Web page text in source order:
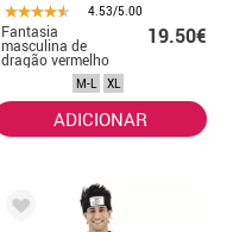
4.53/5.00
Fantasia
masculina de
dragão vermelho
ninja
19.50€
M-L XL
ADICIONAR